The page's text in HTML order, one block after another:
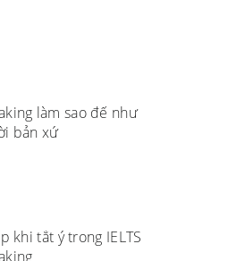
làm sao để như
bản xứ
khi tắt ý trong IELTS